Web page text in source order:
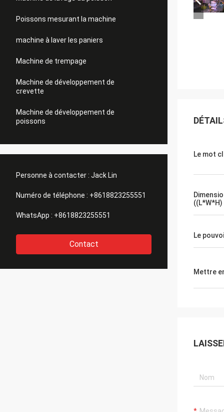
Poissons mesurant la machine
machine à laver les paniers
Machine de trempage
Machine de développement de
crevette
Machine de développement de
poissons
Personne à contacter : Jack Lin
Numéro de téléphone : +8618823255551
WhatsApp : +8618823255551
Contact
Le mot
((L*W*H)
Le
Mettre